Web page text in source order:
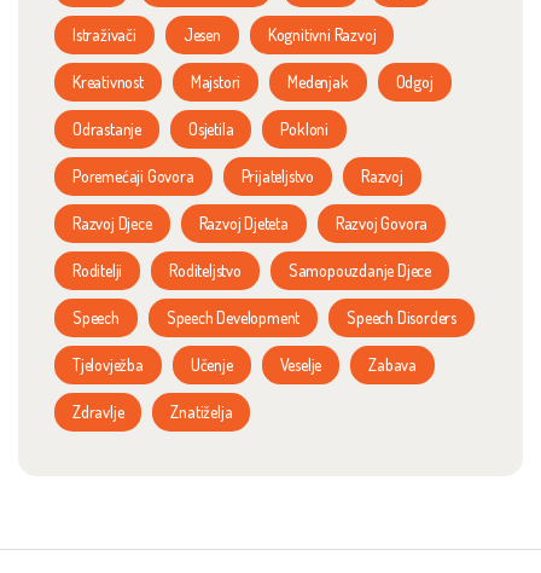
Istraživači Jesen Kognitivni Razvoj
Kreativnost Majstori Medenjak Odgoj
Odrastanje Osjetila Pokloni
Poremećaji Govora Prijateljstvo Razvoj
Razvoj Djece Razvoj Djeteta Razvoj Govora
Roditelji Roditeljstvo Samopouzdanje Djece
Speech Speech Development Speech Disorders
Tjelovježba Učenje Veselje Zabava
Zdravlje Znatiželja